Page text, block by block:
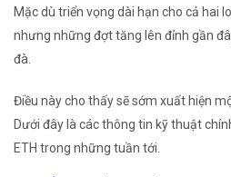
Mặc dù triển vọng dài hạn cho cả hai
nhưng những đợt tăng lên đỉnh gần
đà.
Điều này cho thấy sẽ sớm xuất hiện
Dưới đây là các thông tin kỹ thuật
ETH trong những tuần tới.